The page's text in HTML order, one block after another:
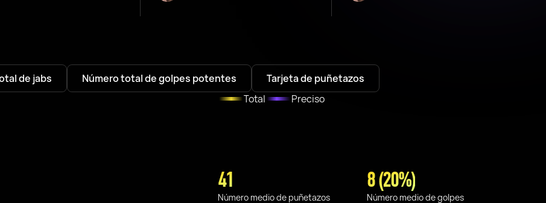
de jabs Número total de golpes potentes
Tarjeta de puñetazos
Total
Preciso
41
Número medio de puñetazos
8 (20%)
Número medio de golpes